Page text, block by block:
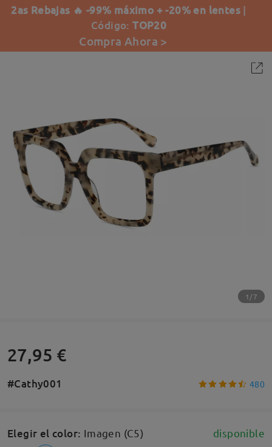
2as Rebajas 🔥 -99% máximo + -20% en lentes |
Código:TOP20
Compra Ahora >
1/7
27,95 €
#Cathy001 480
Elegir el color: Imagen (C5) disponible